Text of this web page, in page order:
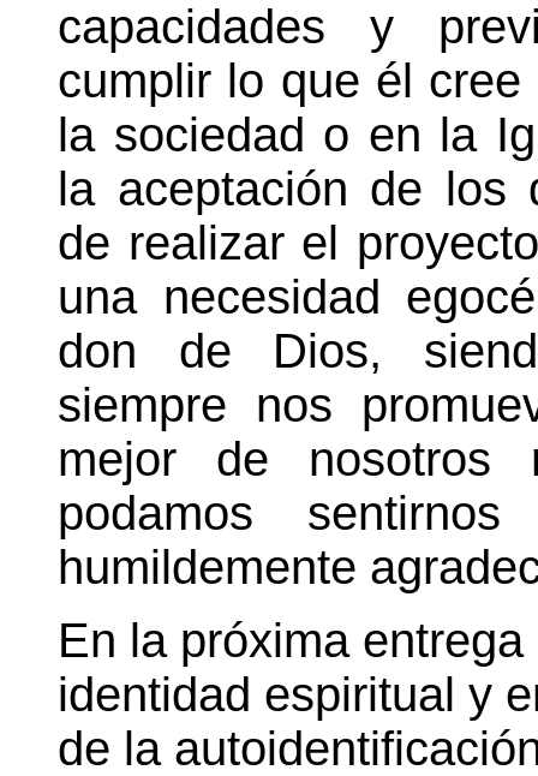
capacidades y
cumplir lo que él
la sociedad o en la
la aceptación de los
de realizar el
una necesidad
don de Dios,
siempre nos
mejor de nosotros
podamos
humildemente
En la próxima
identidad espiritual y
de la